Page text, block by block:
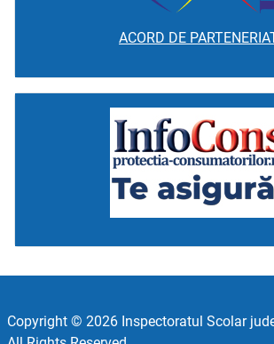
ACORD DE
Copyright © 2026 Inspectoratul Scolar